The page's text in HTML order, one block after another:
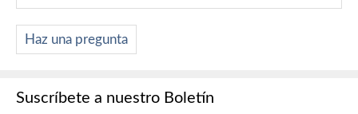
Haz una pregunta
Suscríbete a nuestro Boletín